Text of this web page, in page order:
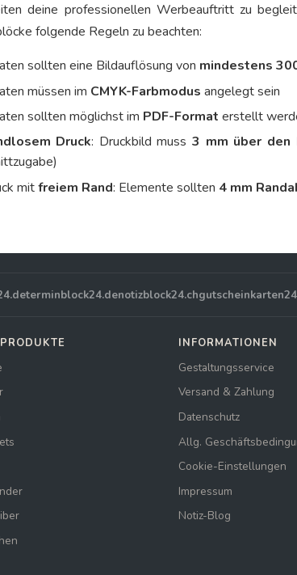
deine professionellen Werbeauftritt zu
folgende Regeln zu beachten:
sollten eine Bildauflösung von mindestens
müssen im CMYK-Farbmodus angelegt sein
sollten möglichst im PDF-Format erstellt
Druck: Druckbild muss3 mm über den
mitfreiem Rand: Elemente sollten 4 mm
terminblock24.denotizblock24.ch
INFORMATIONEN
Gestaltungsservice
Versand & Zahlung
Datenschutz
Allg.
Cookie-Einstellungen
Impressum
Notiz-Blog